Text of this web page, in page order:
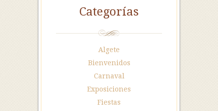
Categorías
Algete
Bienvenidos
Carnaval
Exposiciones
Fiestas